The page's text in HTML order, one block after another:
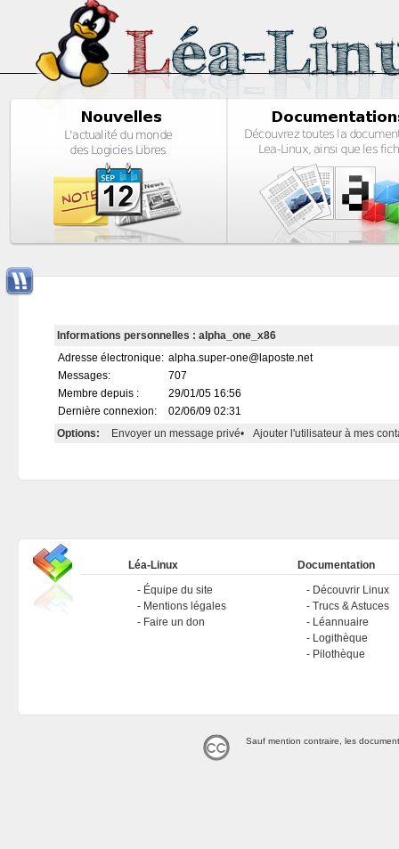
Informations personnelles : alpha_one_x86
Adresse électronique: alpha.super-one@laposte.net
Messages:
707
Membre depuis :
29/01/05 16:56
Dernière connexion:
02/06/09 02:31
Options:
Envoyer un message privé• Ajouter l'utilisateur à mes
Léa-Linux
Équipe du site
Mentions légales
Faire un don
Documentation
Découvrir Linux
Trucs & Astuces
Léannuaire
Logithèque
Pilothèque
Sauf mention contraire, les